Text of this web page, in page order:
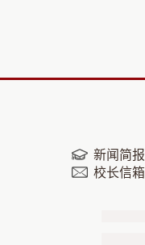
新闻简报
校长信箱